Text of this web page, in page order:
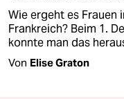
Wie ergeht es Frauen
Frankreich? Beim 1.
konnte man das
Von Elise Graton